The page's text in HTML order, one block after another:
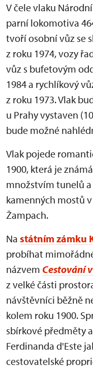
V čele vlaku
parní lokomotiva
tvoří osobní vůz se
z roku 1974, vozy
vůz s bufetovým
1984 a rychlíkový
z roku 1973. Vlak
u Prahy vystaven
bude možné
Vlak pojede
1900, která je
množstvím tunelů
kamenných mostů
Žampach.
Na státním zámku
probíhat
názvem Cestování
z velké části
návštěvníci běžně
kolem roku 1900.
sbírkové předměty
Ferdinanda d'Este
cestovatelské